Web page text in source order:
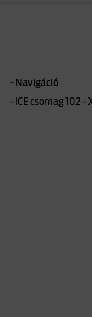
- Navigáció
- ICE csomag 102 -